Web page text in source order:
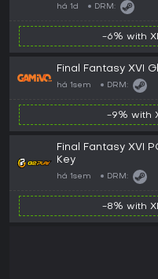
há 1d DRM:
-6% with
Final Fantasy XVI
há 1sem DRM:
-9% with
Final Fantasy XVI
Key
há 1sem DRM:
-8% with